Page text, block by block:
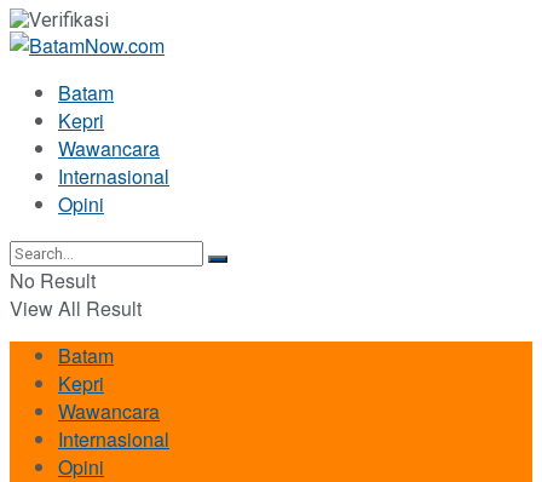
Batam
Kepri
Wawancara
Internasional
Opini
No Result
View All Result
Batam
Kepri
Wawancara
Internasional
Opini